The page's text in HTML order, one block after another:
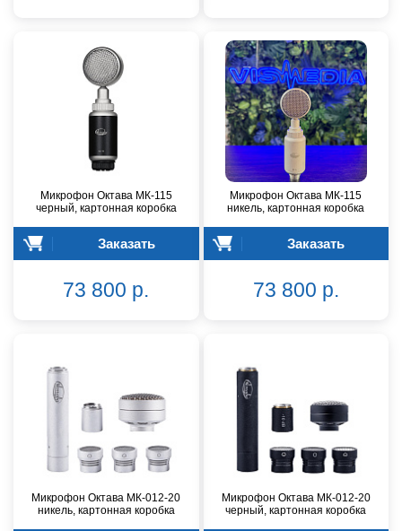
Микрофон Октава МК-115
черный, картонная коробка
Заказать
73 800 р.
Микрофон Октава МК-115
никель, картонная коробка
Заказать
73 800 р.
Микрофон Октава МК-012-20
никель, картонная коробка
Микрофон Октава МК-012-20
черный, картонная коробка